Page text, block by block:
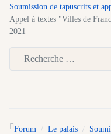
Soumission de tapuscrits et
Appel à textes "Villes de
2021
Forum Le palais